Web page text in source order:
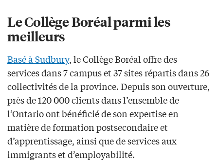
Le Collège Boréal parmi les
meilleurs
Basé à Sudbury, le Collège Boréal offre des
services dans 7 campus et 37 sites répartis dans 26
collectivités de la province. Depuis son ouverture,
près de 120 000 clients dans l’ensemble de
l’Ontario ont bénéficié de son expertise en
matière de formation postsecondaire et
d’apprentissage, ainsi que de services aux
immigrants et d’employabilité.